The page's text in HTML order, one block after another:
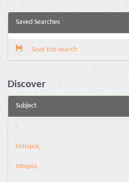
Saved Searches
Save this search
Discover
Subject
-
Ήπειρος
Ιστορία